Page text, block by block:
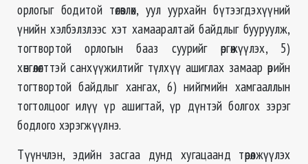
орлогыг бодитой төлөвлөх, уул уурхайн бүтээгдэхүүний
үнийн хэлбэлзлээс хэт хамааралтай байдлыг бууруулж,
тогтвортой орлогын бааз суурийг өргөжүүлэх, 5)
хөнгөлөлттэй санхүүжилтийг түлхүү ашиглах замаар өрийн
тогтвортой байдлыг хангах, 6) нийгмийн хамгааллын
тогтолцоог илүү үр ашигтай, үр дүнтэй болгох зэрэг
бодлого хэрэгжүүлнэ.
Түүнчлэн, эдийн засгаа дунд хугацаанд төрөлжүүлэх